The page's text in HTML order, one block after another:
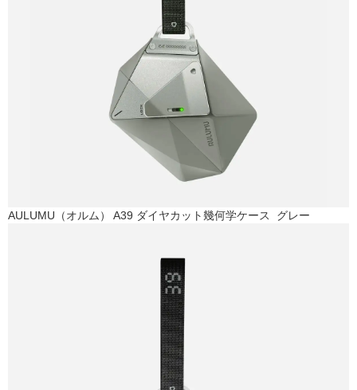
AULUMU（オルム） A39 ダイヤカット幾何学ケース グレー